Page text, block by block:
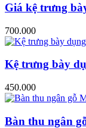
Giá kệ trưng
700.000
Kệ trưng bày
450.000
Bàn thu ngân